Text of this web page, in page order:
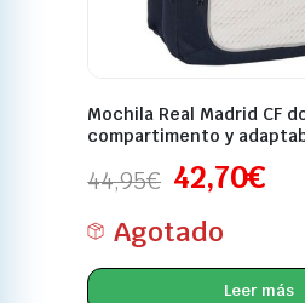
Mochila Real Madrid CF
compartimento y
44,95€ 42,70€
Agotado
Leer más